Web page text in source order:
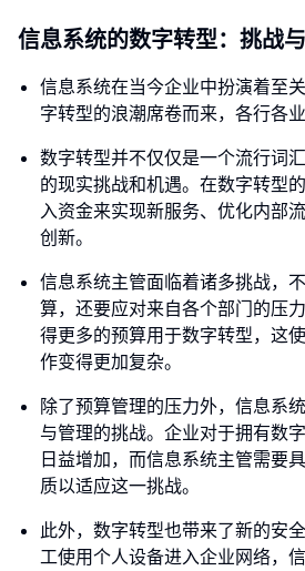
信息系统的数字转型：挑战
信息系统在当今企业中扮演着至
字转型的浪潮席卷而来，各行各
数字转型并不仅仅是一个流行词
的现实挑战和机遇。在数字转型
入资金来实现新服务、优化内部
创新。
信息系统主管面临着诸多挑战，
算，还要应对来自各个部门的压
得更多的预算用于数字转型，这
作变得更加复杂。
除了预算管理的压力外，信息系
与管理的挑战。企业对于拥有数
日益增加，而信息系统主管需要
质以适应这一挑战。
此外，数字转型也带来了新的安
工使用个人设备进入企业网络，